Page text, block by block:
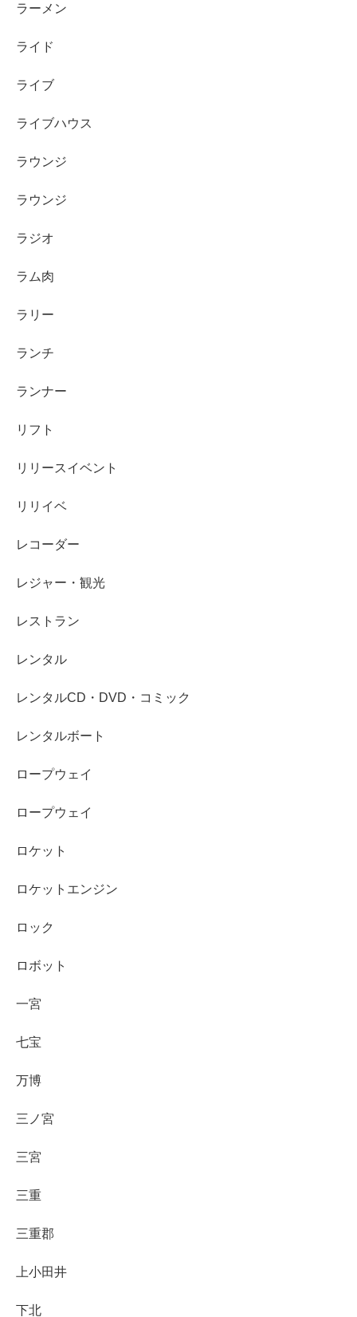
ラーメン
ライド
ライブ
ライブハウス
ラウンジ
ラウンジ
ラジオ
ラム肉
ラリー
ランチ
ランナー
リフト
リリースイベント
リリイベ
レコーダー
レジャー・観光
レストラン
レンタル
レンタルCD・DVD・コミック
レンタルボート
ロープウェイ
ロープウェイ
ロケット
ロケットエンジン
ロック
ロボット
一宮
七宝
万博
三ノ宮
三宮
三重
三重郡
上小田井
下北